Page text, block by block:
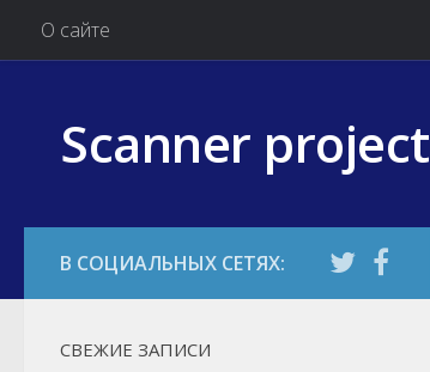
О сайте
Scanner project
СВЕЖИЕ ЗАПИСИ